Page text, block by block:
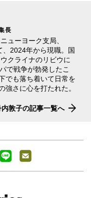
長
ューヨーク支局、
、2024年から現職。国
クライナのリビウに
で戦争が勃発したこ
でも落ち着いて日常を
強さに心を打たれた。
内敦子の記事一覧へ